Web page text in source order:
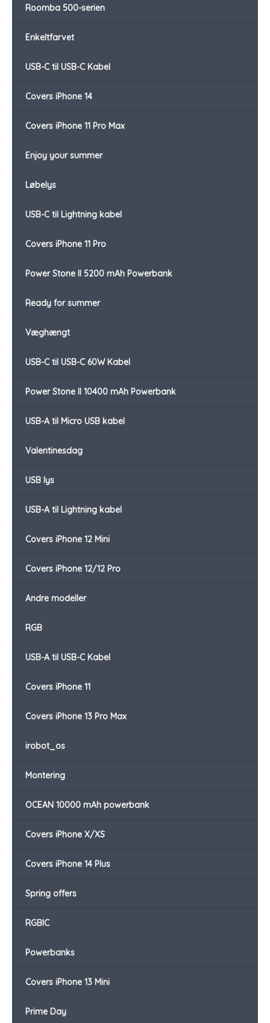
Roomba 500-serien
Enkeltfarvet
USB-C til USB-C Kabel
Covers iPhone 14
Covers iPhone 11 Pro Max
Enjoy your summer
Løbelys
USB-C til Lightning kabel
Covers iPhone 11 Pro
Power Stone II 5200 mAh Powerbank
Ready for summer
Væghængt
USB-C til USB-C 60W Kabel
Power Stone II 10400 mAh Powerbank
USB-A til Micro USB kabel
Valentinesdag
USB lys
USB-A til Lightning kabel
Covers iPhone 12 Mini
Covers iPhone 12/12 Pro
Andre modeller
RGB
USB-A til USB-C Kabel
Covers iPhone 11
Covers iPhone 13 Pro Max
irobot_os
Montering
OCEAN 10000 mAh powerbank
Covers iPhone X/XS
Covers iPhone 14 Plus
Spring offers
RGBIC
Powerbanks
Covers iPhone 13 Mini
Prime Day